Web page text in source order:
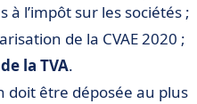
à l’impôt sur les sociétés ;
de la CVAE 2020 ;
la TVA.
doit être déposée au plus